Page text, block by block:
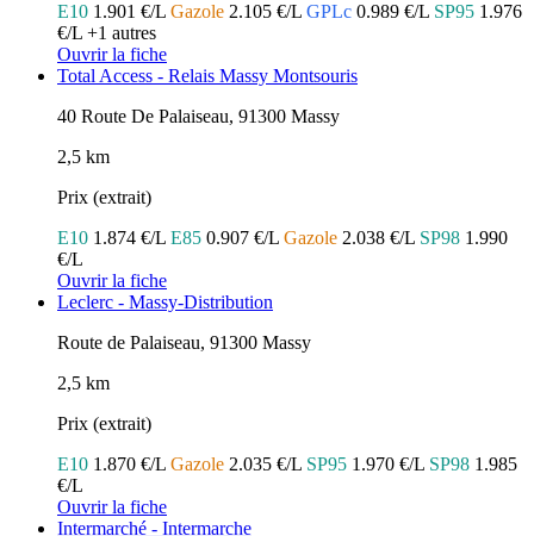
E10 1.901 €/L Gazole 2.105 €/L GPLc 0.989 €/L SP95 1.976
€/L +1 autres
Ouvrir la fiche
Total Access - Relais Massy Montsouris
40 Route De Palaiseau, 91300 Massy
2,5 km
Prix (extrait)
E10 1.874 €/L E85 0.907 €/L Gazole 2.038 €/L SP98 1.990
€/L
Ouvrir la fiche
Leclerc - Massy-Distribution
Route de Palaiseau, 91300 Massy
2,5 km
Prix (extrait)
E10 1.870 €/L Gazole 2.035 €/L SP95 1.970 €/L SP98 1.985
€/L
Ouvrir la fiche
Intermarché - Intermarche